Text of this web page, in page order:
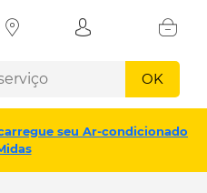
OK
seu Ar-condicionado